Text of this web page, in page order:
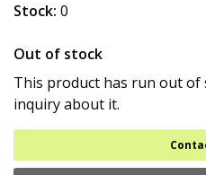
Stock: 0
Out of stock
This product has run out of
inquiry about it.